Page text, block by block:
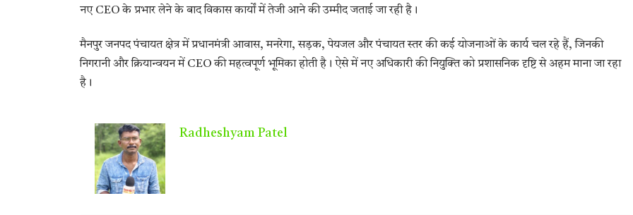
नए CEO के प्रभार लेने के बाद विकास कार्यों में तेजी आने की उम्मीद जताई जा रही है।
मैनपुर जनपद पंचायत क्षेत्र में प्रधानमंत्री आवास, मनरेगा, सड़क, पेयजल और पंचायत स्तर की कई योजनाओं के कार्य चल रहे हैं, जिनकी
निगरानी और क्रियान्वयन में CEO की महत्वपूर्ण भूमिका होती है। ऐसे में नए अधिकारी की नियुक्ति को प्रशासनिक दृष्टि से अहम माना जा रहा
है।
Radheshyam Patel